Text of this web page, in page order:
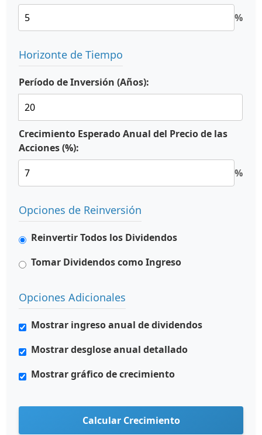
%
Horizonte de Tiempo
Período de Inversión (Años):
Crecimiento Esperado Anual del Precio de las
Acciones (%):
%
Opciones de Reinversión
Reinvertir Todos los Dividendos
Tomar Dividendos como Ingreso
Opciones Adicionales
Mostrar ingreso anual de dividendos
Mostrar desglose anual detallado
Mostrar gráfico de crecimiento
Calcular Crecimiento